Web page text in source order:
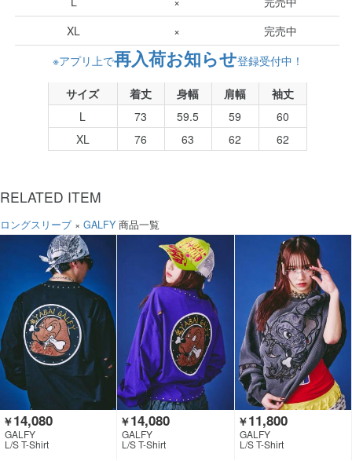
XL
×
完売中
※アプリ上で再入荷お知らせ登録受付中！
サイズ 着丈 身幅 肩幅
袖丈
L
73 59.5 59
60
XL
76 63 62 62
RELATED ITEM
ロングスリーブ × GALFY 商品一覧
￥14,080
GALFY
L/S T-Shirt
￥14,080
GALFY
L/S T-Shirt
￥11,800
GALFY
L/S T-Shirt